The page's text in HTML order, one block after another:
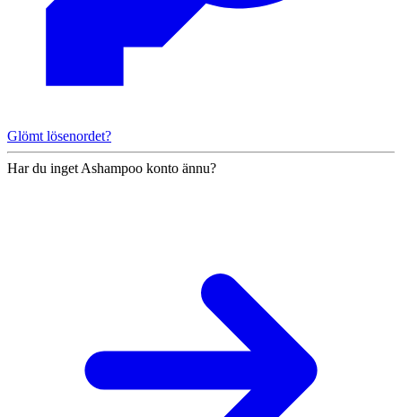
Glömt lösenordet?
Har du inget Ashampoo konto ännu?